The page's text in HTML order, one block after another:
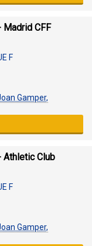
Madrid CFF
F
Gamper,
Athletic Club
F
Gamper,